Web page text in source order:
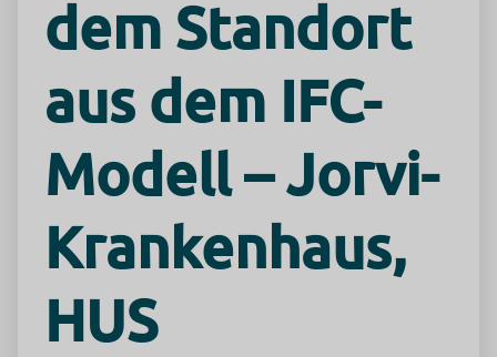
dem Standort
aus dem IFC-
Modell – Jorvi-
Krankenhaus,
HUS